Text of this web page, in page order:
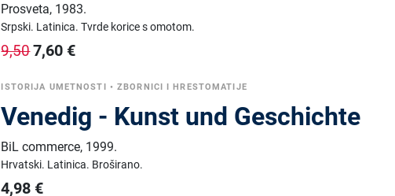
Prosveta, 1983.
Srpski. Latinica.Tvrde korice s omotom.
9,507,60 €
ISTORIJA UMETNOSTI •ZBORNICI I HRESTOMATIJE
Venedig - Kunst und Geschichte
BiL commerce, 1999.
Hrvatski. Latinica. Broširano.
4,98 €